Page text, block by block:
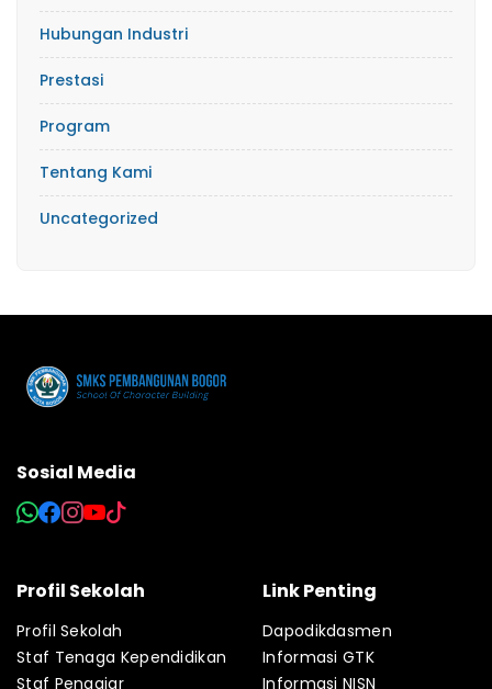
Hubungan Industri
Prestasi
Program
Tentang Kami
Uncategorized
Sosial Media
Profil Sekolah
Profil Sekolah
Staf Tenaga Kependidikan
Staf Pengajar
Link Penting
Dapodikdasmen
Informasi GTK
Informasi NISN